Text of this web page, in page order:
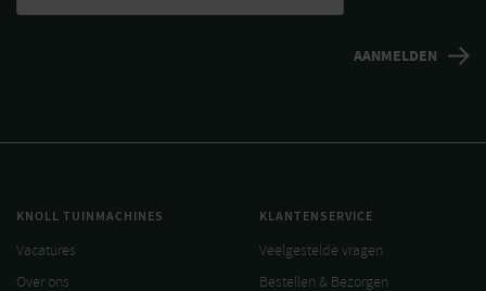
KNOLL TUINMACHINES
Vacatures
Over ons
KLANTENSERVICE
Veelgestelde vragen
Bestellen & Bezorgen